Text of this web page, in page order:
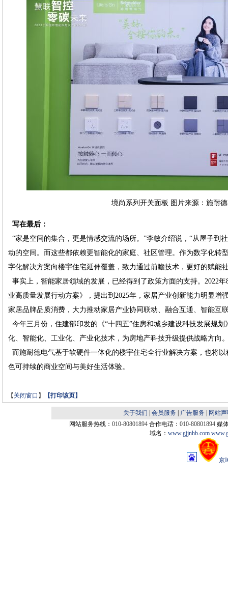
境尚系列开关面板 图片来源：施耐
写在最后：
“家是空间的集合，更是情感交流的场所。”李敏介绍说，“从屋子到
动的空间。而这些都依赖更智能化的家庭、社区管理。作为数字化转
字化解决方案向楼宇住宅延伸覆盖，致力通过前瞻技术，更好的赋能
事实上，智能家居领域的发展，已经得到了政策方面的支持。2022
业高质量发展行动方案》，提出到2025年，家居产业创新能力明显增
家居品牌品质消费，大力推动家居产业协同联动、融合互通、智能互
今年三月份，住建部印发的《“十四五”住房和城乡建设科技发展规
化、智能化、工业化、产业化技术，为房地产科技升级提供战略方向
而施耐德电气基于软硬件一体化的楼宇住宅全行业解决方案，也将
色可持续的商业空间与美好生活体验。
【 关闭窗口 】 【打印该页】
关于我们 会员服务 广告服务
网站
网站服务热线： 010-80801894 合作电话： 010-80801894 媒
域名： www.gjjnhb.com
京